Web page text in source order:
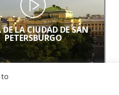
DE LA CIUDAD DE SAN
PETERSBURGO
to